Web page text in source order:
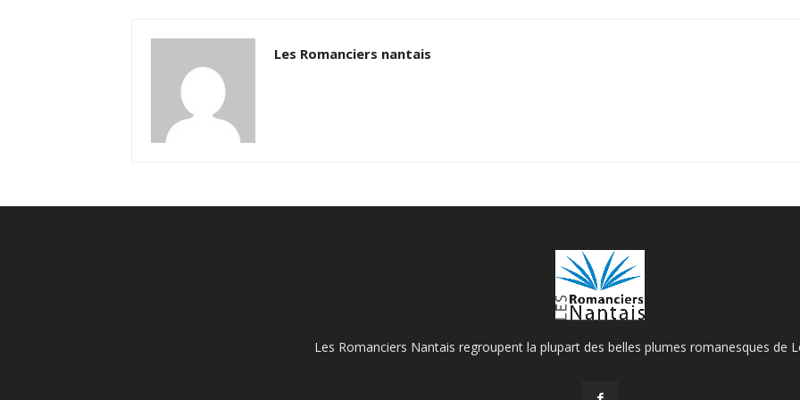
Les Romanciers nantais
Les Romanciers Nantais regroupent la plupart des belles plumes romanesques de